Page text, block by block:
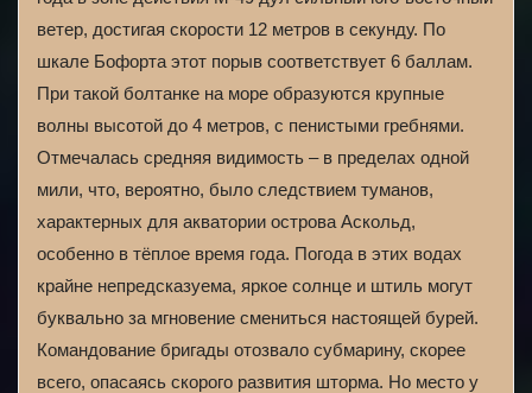
ветер, достигая скорости 12 метров в секунду. По
шкале Бофорта этот порыв соответствует 6 баллам.
При такой болтанке на море образуются крупные
волны высотой до 4 метров, с пенистыми гребнями.
Отмечалась средняя видимость – в пределах одной
мили, что, вероятно, было следствием туманов,
характерных для акватории острова Аскольд,
особенно в тёплое время года. Погода в этих водах
крайне непредсказуема, яркое солнце и штиль могут
буквально за мгновение смениться настоящей бурей.
Командование бригады отозвало субмарину, скорее
всего, опасаясь скорого развития шторма. Но место у